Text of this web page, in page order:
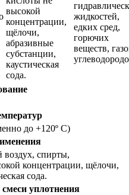
высокой
концентрации,
щёлочи,
абразивные
субстанции,
каустическая
сода.
жидкостей,
едких сред,
горючих
веществ,
до +120º С)
воздух, спирты,
концентрации, щёлочи,
сода.
уплотнения